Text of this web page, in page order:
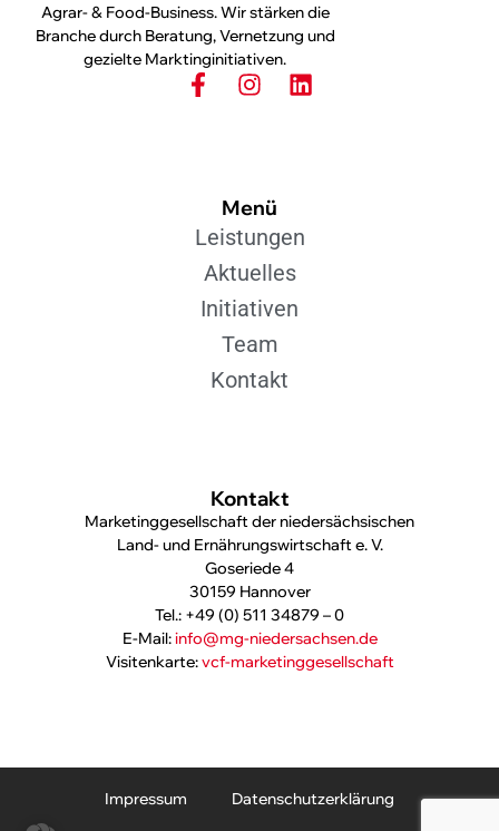
Agrar- & Food-Business. Wir stärken die
Branche durch Beratung, Vernetzung und
gezielte Marktinginitiativen.
Kontakt
Marketinggesellschaft der niedersächsischen
Land- und Ernährungswirtschaft e. V.
Goseriede 4
30159 Hannover
Tel.: +49 (0) 511 34879 – 0
E-Mail:info@mg-niedersachsen.de
Visitenkarte:vcf-marketinggesellschaft
Menü
Leistungen
Aktuelles
Initiativen
Team
Kontakt
Impressum Datenschutzerklärung